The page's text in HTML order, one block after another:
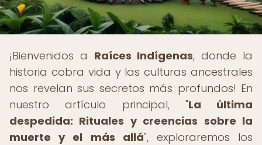
¡Bienvenidos a Raíces Indígenas, donde la
historia cobra vida y las culturas ancestrales
nos revelan sus secretos más profundos! En
nuestro artículo principal, "La última
despedida: Rituales y creencias sobre la
muerte y el más allá", exploraremos los